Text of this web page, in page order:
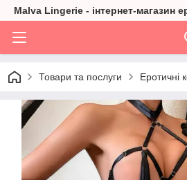
Malva Lingerie - інтернет-магазин
Товари та послуги Еротичні